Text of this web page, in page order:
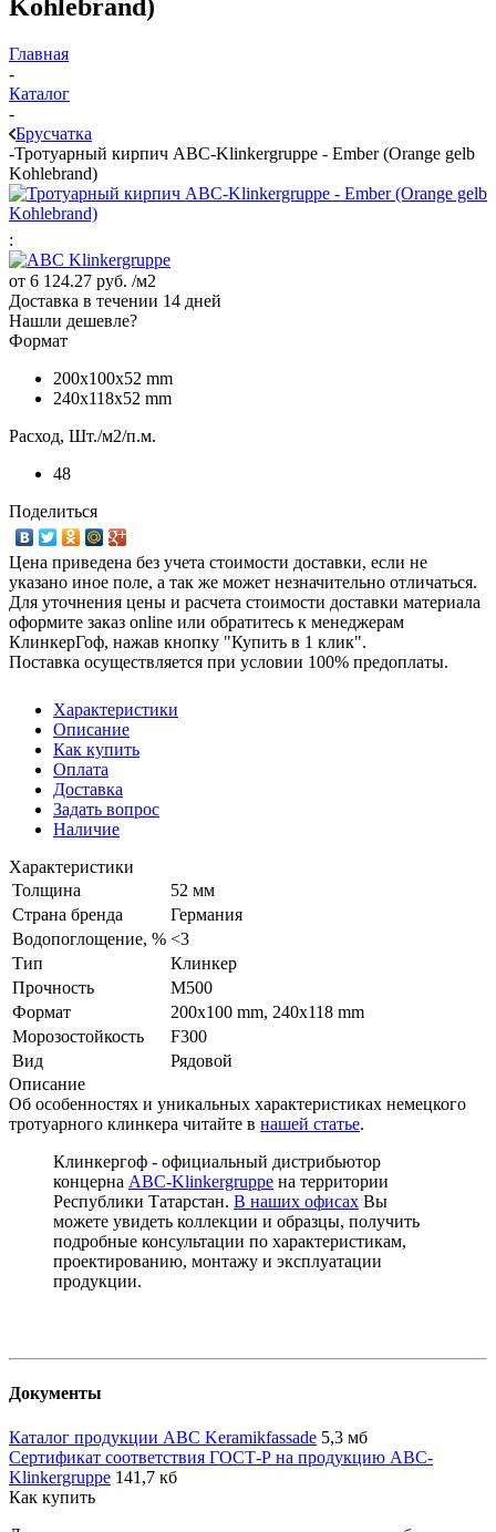
Kohlebrand)
Главная
-
Каталог
-
Брусчатка
-Тротуарный кирпич ABC-Klinkergruppe - Ember (Orange gelb
Kohlebrand)
:
от 6 124.27 руб. /м2
Доставка в течении 14 дней
Нашли дешевле?
Формат
200x100x52 mm
240х118x52 mm
Расход, Шт./м2/п.м.
48
Поделиться
Цена приведена без учета стоимости доставки, если не
указано иное поле, а так же может незначительно отличаться.
Для уточнения цены и расчета стоимости доставки материала
оформите заказ online или обратитесь к менеджерам
КлинкерГоф, нажав кнопку "Купить в 1 клик".
Поставка осуществляется при условии 100% предоплаты.
Характеристики
Описание
Как купить
Оплата
Доставка
Задать вопрос
Наличие
Характеристики
Толщина
52 мм
Страна бренда
Германия
Водопоглощение, % <3
Тип
Клинкер
Прочность
М500
Формат
200x100 mm, 240х118 mm
Морозостойкость
F300
Вид
Рядовой
Описание
Об особенностях и уникальных характеристиках немецкого
тротуарного клинкера читайте в нашей статье.
Клинкергоф - официальный дистрибьютор
концерна ABC-Klinkergruppe на территории
Республики Татарстан. В наших офисах Вы
можете увидеть коллекции и образцы, получить
подробные консультации по характеристикам,
проектированию, монтажу и эксплуатации
продукции.
Документы
Каталог продукции ABC Keramikfassade 5,3 мб
Сертификат соответствия ГОСТ-Р на продукцию ABC-
Klinkergruppe 141,7 кб
Как купить